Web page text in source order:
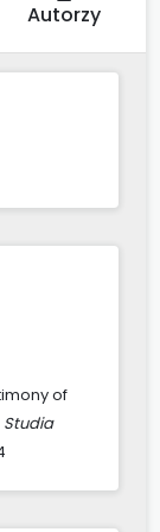
Autorzy
of
Studia